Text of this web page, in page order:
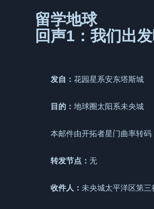
留学地球
回声1：我们出
发自： 花园星系安东塔斯城
目的： 地球圈太阳系未央城
本邮件由开拓者星门曲率转
转发节点： 无
收件人： 未央城太平洋区第